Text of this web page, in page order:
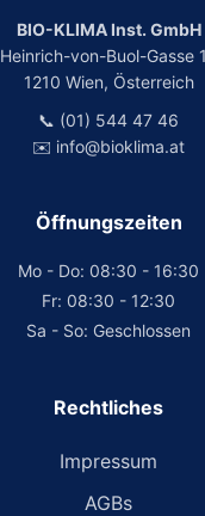
BIO-KLIMA Inst. GmbH
Heinrich-von-Buol-Gasse
1210 Wien, Österreich
📞 (01) 544 47 46
✉️ info@bioklima.at
Öffnungszeiten
Mo - Do: 08:30 - 16:30
Fr: 08:30 - 12:30
Sa - So: Geschlossen
Rechtliches
Impressum
AGBs